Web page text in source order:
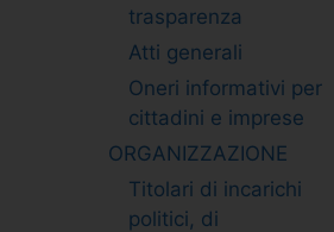
trasparenza
Atti generali
Oneri informativi per
cittadini e imprese
ORGANIZZAZIONE
Titolari di incarichi
politici, di